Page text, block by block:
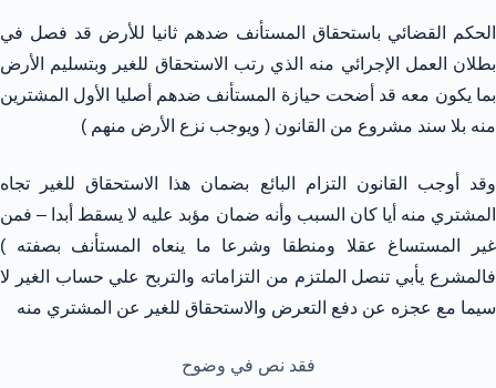
الحكم القضائي باستحقاق المستأنف ضدهم ثانيا للأرض قد فصل في
بطلان العمل الإجرائي منه الذي رتب الاستحقاق للغير وبتسليم الأرض
بما يكون معه قد أضحت حيازة المستأنف ضدهم أصليا الأول المشترين
منه بلا سند مشروع من القانون ( ويوجب نزع الأرض منهم )
وقد أوجب القانون التزام البائع بضمان هذا الاستحقاق للغير تجاه
المشتري منه أيا كان السبب وأنه ضمان مؤبد عليه لا يسقط أبدا – فمن
غير المستساغ عقلا ومنطقا وشرعا ما ينعاه المستأنف بصفته )
فالمشرع يأبي تنصل الملتزم من التزاماته والتربح علي حساب الغير لا
سيما مع عجزه عن دفع التعرض والاستحقاق للغير عن المشتري منه
فقد نص في وضوح